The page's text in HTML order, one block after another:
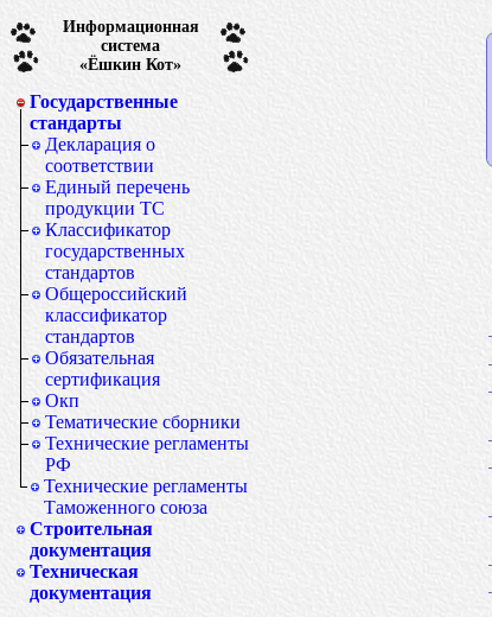
Информационная
система
«Ёшкин Кот»
Государственные
стандарты
Декларация о
соответствии
Единый перечень
продукции ТС
Классификатор
государственных
стандартов
Общероссийский
классификатор
стандартов
Обязательная
сертификация
Окп
Тематические сборники
Технические регламенты
РФ
Технические регламенты
Таможенного союза
Строительная
документация
Техническая
документация